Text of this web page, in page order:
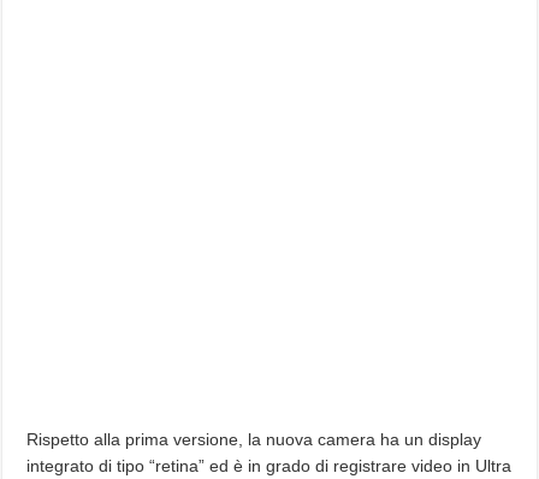
Rispetto alla prima versione, la nuova camera ha un display
integrato di tipo “retina” ed è in grado di registrare video in Ultra